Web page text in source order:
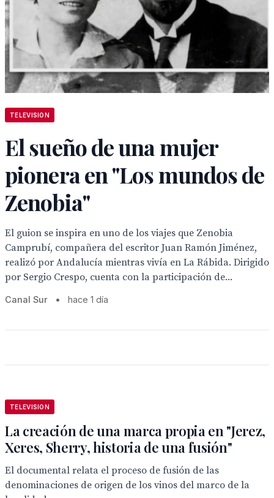
TELEVISION
El sueño de una mujer
pionera en "Los mundos de
Zenobia"
El guion se inspira en uno de los viajes que Zenobia
Camprubí, compañera del escritor Juan Ramón Jiménez,
realizó por Andalucía mientras vivía en La Rábida. Dirigido
por Sergio Crespo, cuenta con la participación de...
Canal Sur • hace 1 día
TELEVISION
La creación de una marca propia en "Jerez,
Xeres, Sherry, historia de una fusión"
El documental relata el proceso de fusión de las
denominaciones de origen de los vinos del marco de la